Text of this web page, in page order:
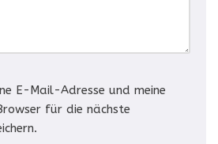
E-Mail-Adresse und meine
für die nächste